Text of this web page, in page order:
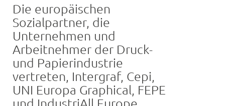
Die europäischen
Sozialpartner, die
Unternehmen und
Arbeitnehmer der Druck-
und Papierindustrie
vertreten, Intergraf, Cepi,
UNI Europa Graphical, FEPE
und IndustriAll Europe,